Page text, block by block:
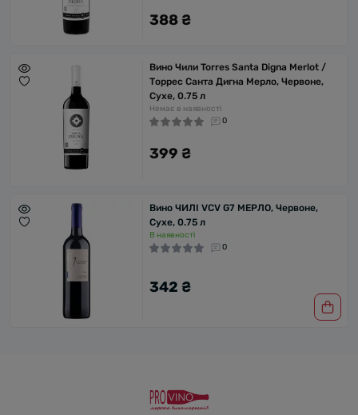
388 ₴
Вино Чили Torres Santa Digna Merlot /
Торрес Санта Дигна Мерло, Червоне,
Сухе, 0.75 л
Немає в наявності
0
399 ₴
Вино ЧИЛІ VCV G7 МЕРЛО, Червоне,
Сухе, 0.75 л
В наявності
0
342 ₴